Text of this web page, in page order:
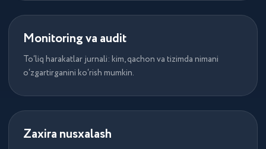
Monitoring va audit
To‘liq harakatlar jurnali: kim, qachon va tizimda nimani
o‘zgartirganini ko‘rish mumkin.
Zaxira nusxalash
KANALGA O‘TISH UCHUN
FAQs